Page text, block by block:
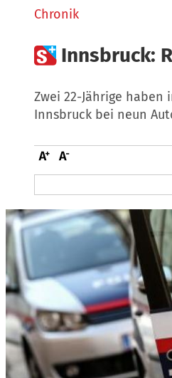
Chronik
 Innsbruck:
Zwei 22-Jährige haben
Innsbruck bei neun